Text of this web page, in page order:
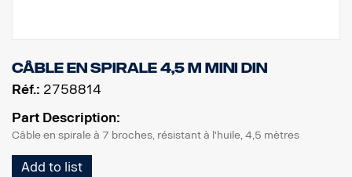
Câble en spirale 4,5 m MINI DIN
Réf.: 2758814
Part Description:
Câble en spirale à 7 broches, résistant à l'huile, 4,5 mètres
Add to list